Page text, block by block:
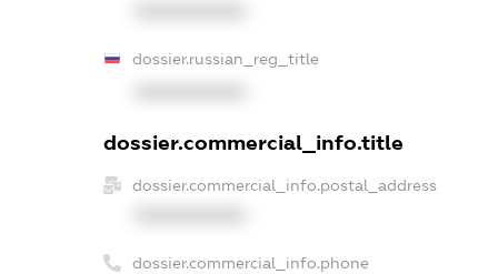
dossier.russian_reg_title
dossier.commercial_info.title
dossier.commercial_info.postal_address
dossier.commercial_info.phone